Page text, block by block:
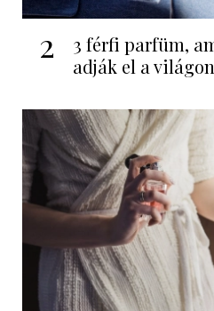
2
3 férfi parfüm,
adják el a világon